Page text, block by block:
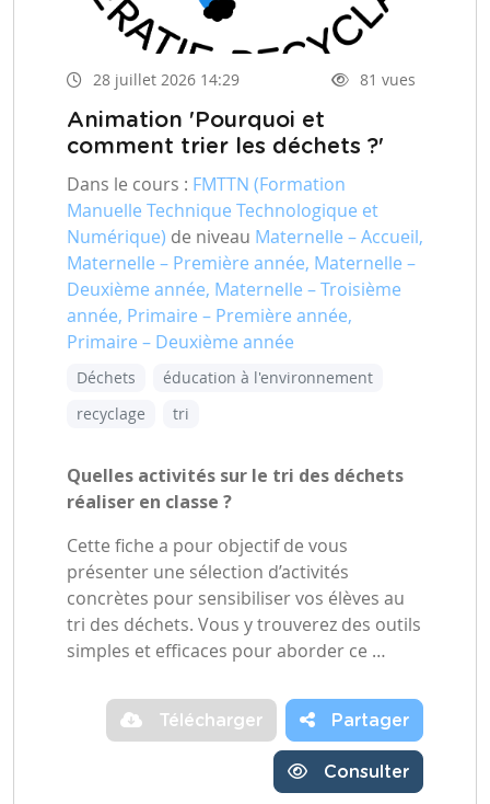
28 juillet 2026 14:29 81 vues
Animation 'Pourquoi et
comment trier les déchets ?'
Dans le cours : FMTTN (Formation
Manuelle Technique Technologique et
Numérique) de niveau Maternelle – Accueil,
Maternelle – Première année, Maternelle –
Deuxième année, Maternelle – Troisième
année, Primaire – Première année,
Primaire – Deuxième année
Déchets
éducation à l'environnement
recyclage
tri
Quelles activités sur le tri des déchets
réaliser en classe ?
Cette fiche a pour objectif de vous
présenter une sélection d’activités
concrètes pour sensibiliser vos élèves au
tri des déchets. Vous y trouverez des outils
simples et efficaces pour aborder ce …
Télécharger Partager
Consulter